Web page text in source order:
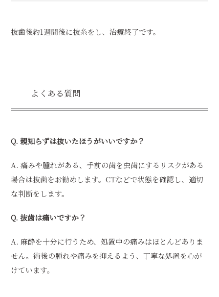
抜歯後約1週間後に抜糸をし、治療終了です。
よくある質問
Q. 親知らずは抜いたほうがいいですか？
A. 痛みや腫れがある、手前の歯を虫歯にするリスクがある
場合は抜歯をお勧めします。CTなどで状態を確認し、適切
な判断をします。
Q. 抜歯は痛いですか？
A. 麻酔を十分に行うため、処置中の痛みはほとんどありま
せん。術後の腫れや痛みを抑えるよう、丁寧な処置を心が
けています。